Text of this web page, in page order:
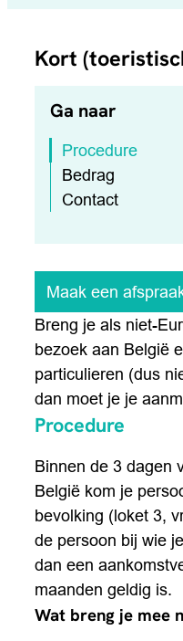
Kort
Ga naar
Procedure
Bedrag
Contact
Maak een
Breng je als niet-
bezoek aan België
particulieren (dus
dan moet je je
Procedure
Binnen de 3 dagen
België kom je
bevolking (loket 3,
de persoon bij wie
dan een
maanden geldig is.
Wat breng je mee